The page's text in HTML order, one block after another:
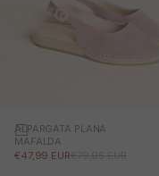
ALPARGATA PLANA
MAFALDA
PRECIO DE OFERTA
€47,99 EURPRECIO NORMAL
€79,95 EUR